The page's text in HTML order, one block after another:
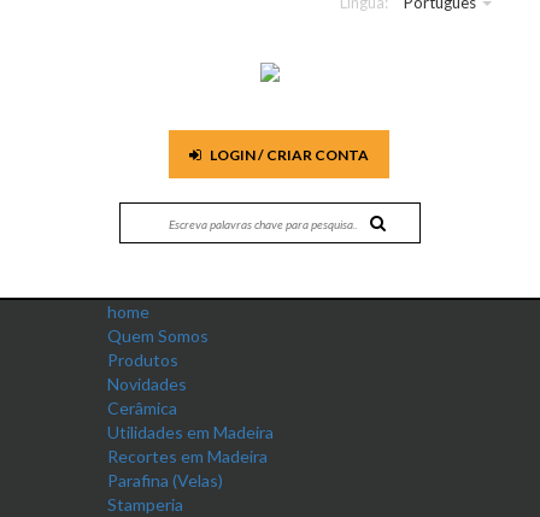
LOGIN / CRIAR CONTA
home
Quem Somos
Produtos
Novidades
Cerâmica
Utilidades em Madeira
Recortes em Madeira
Parafina (Velas)
Stamperia